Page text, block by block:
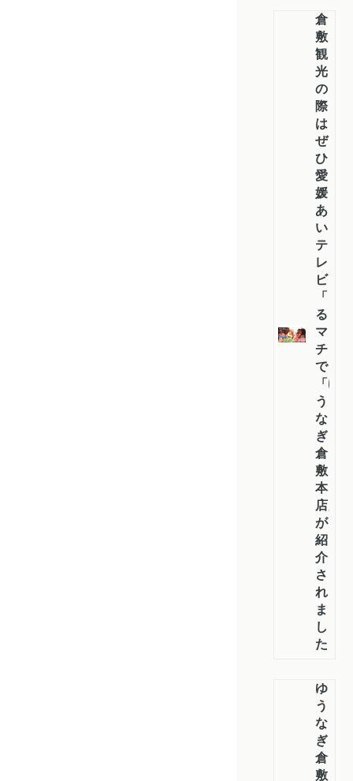
倉
敷
観
光
の
際
は
ぜ
ひ！
愛
媛
あ
い
テ
レ
ビ
「よ
る
マ
チ！
で
「ゆ
う
な
ぎ
倉
敷
本
店」
が
紹
介
さ
れ
ま
し
た
ゆ
う
な
ぎ
倉
敷